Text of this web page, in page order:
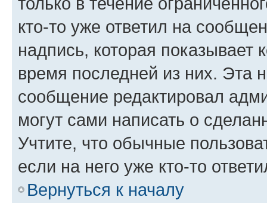
кто-то уже ответил на
надпись, которая показывает
время последней из них. Эта
сообщение редактировал
могут сами написать о
Учтите, что обычные
если на него уже кто-то
Вернуться к началу